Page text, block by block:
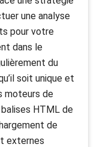
une analyse
pour votre
dans le
du
soit unique et
moteurs de
HTML de
de
externes